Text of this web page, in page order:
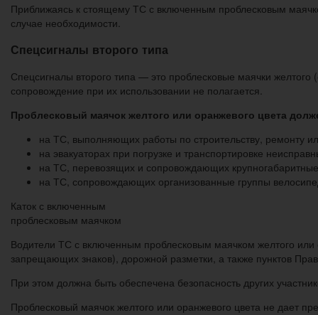
Приближаясь к стоящему ТС с включенным проблесковым
случае необходимости.
Спецсигналы второго типа
Спецсигналы второго типа — это проблесковые маячки
сопровождение при их использовании не полагается.
Проблесковый маячок желтого или оранжевого цвета
на ТС, выполняющих работы по строительству, ремонту
на эвакуаторах при погрузке и транспортировке
на ТС, перевозящих и сопровождающих
на ТС, сопровождающих организованные группы
Каток с включенным
проблесковым маячком
Водители ТС с включенным проблесковым маячком желтого или
запрещающих знаков), дорожной разметки, а также пунктов
При этом должна быть обеспечена безопасность других
Проблесковый маячок желтого или оранжевого цвета не дает